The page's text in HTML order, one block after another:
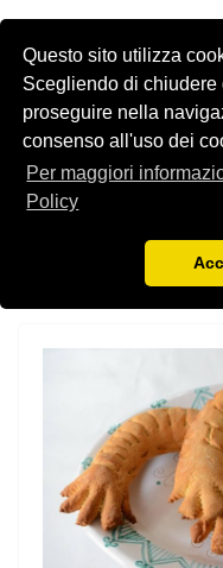
Questo sito utilizza
Scegliendo di chiudere
proseguire nella
consenso all'uso dei
Per maggiori
Policy
Salta
contenuto
A